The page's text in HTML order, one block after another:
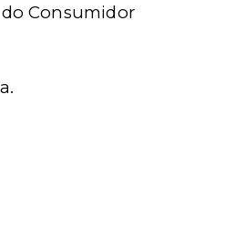
Consumidor